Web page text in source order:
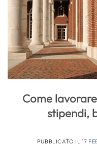
Come
stipendi,
PUBBLICATO IL 17